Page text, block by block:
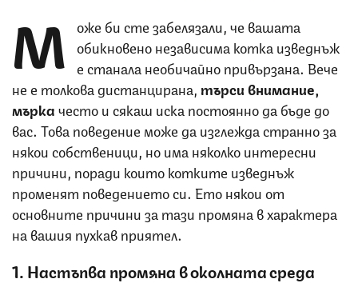
М
оже би сте забелязали, че вашата
обикновено независима котка изведнъж
е станала необичайно привързана. Вече
не е толкова дистанцирана, търси внимание,
мъркачесто и сякаш иска постоянно да бъде до
вас. Това поведение може да изглежда странно за
някои собственици, но има няколко интересни
причини, поради които котките изведнъж
променят поведението си. Ето някои от
основните причини за тази промяна в характера
на вашия пухкав приятел.
1. Настъпва промяна в околната среда